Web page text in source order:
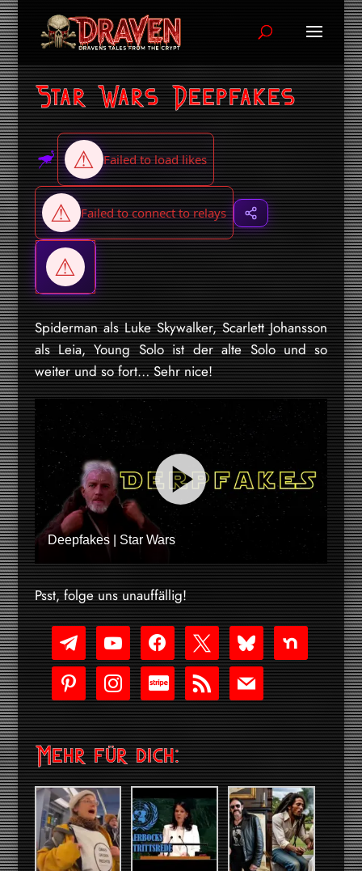
Star Wars Deepfakes
Spiderman als Luke Skywalker, Scarlett Johansson
als Leia, Young Solo ist der alte Solo und so
weiter und so fort… Sehr nice!
Deepfakes | Star Wars
Psst, folge uns unauffällig!
telegramyoutube-
play
facebookx blueskynextdoor
pinterestinstagram
cc-
stripe
rss mail
Mehr für dich: